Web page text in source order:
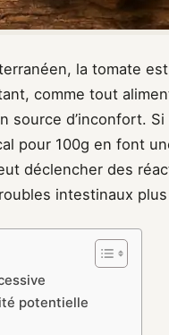
la tomate
comme tout
d’inconfort.
pour 100g en font
déclencher des
intestinaux
potentielle